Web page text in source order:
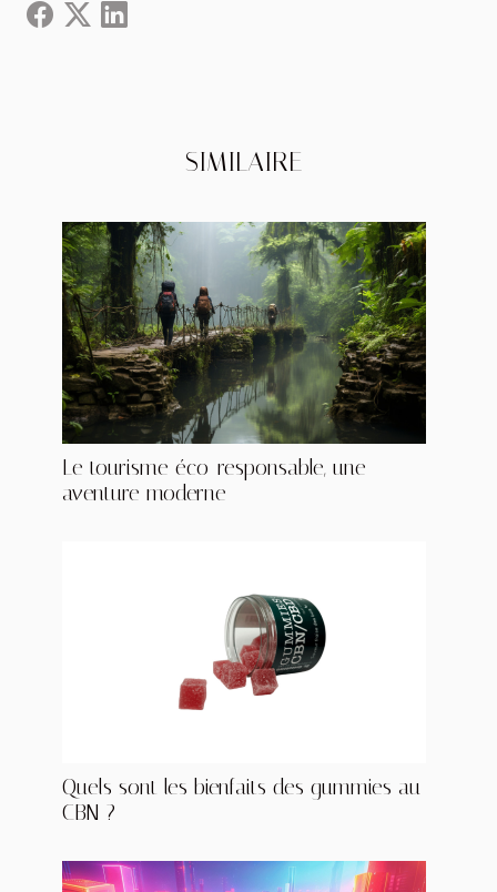
SIMILAIRE
Le tourisme éco-responsable, une
aventure moderne
Quels sont les bienfaits des gummies au
CBN ?